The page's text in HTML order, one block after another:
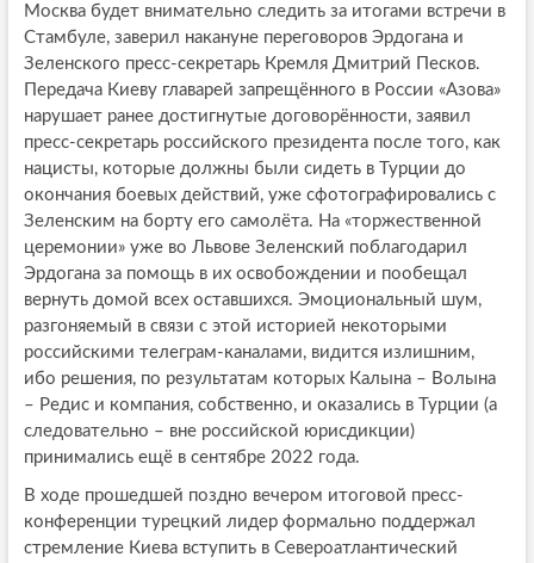
Москва будет внимательно следить за итогами встречи в
Стамбуле, заверил накануне переговоров Эрдогана и
Зеленского пресс-секретарь Кремля Дмитрий Песков.
Передача Киеву главарей запрещённого в России «Азова»
нарушает ранее достигнутые договорённости, заявил
пресс-секретарь российского президента после того, как
нацисты, которые должны были сидеть в Турции до
окончания боевых действий, уже сфотографировались с
Зеленским на борту его самолёта. На «торжественной
церемонии» уже во Львове Зеленский поблагодарил
Эрдогана за помощь в их освобождении и пообещал
вернуть домой всех оставшихся. Эмоциональный шум,
разгоняемый в связи с этой историей некоторыми
российскими телеграм-каналами, видится излишним,
ибо решения, по результатам которых Калына – Волына
– Редис и компания, собственно, и оказались в Турции (а
следовательно – вне российской юрисдикции)
принимались ещё в сентябре 2022 года.
В ходе прошедшей поздно вечером итоговой пресс-
конференции турецкий лидер формально поддержал
стремление Киева вступить в Североатлантический